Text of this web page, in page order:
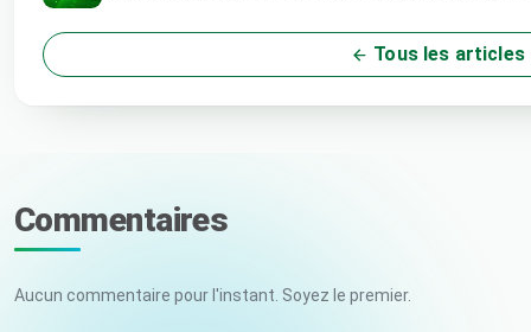
Tous les articles
Commentaires
Aucun commentaire pour l'instant. Soyez le premier.